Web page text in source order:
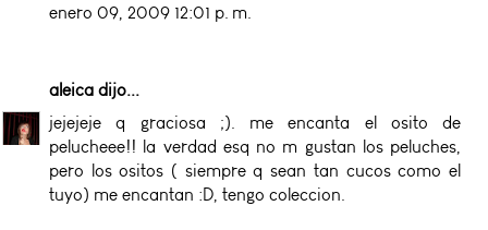
enero 09, 2009 12:01 p. m.
aleica dijo...
jejejeje q graciosa ;). me encanta el osito de
pelucheee!! la verdad esq no m gustan los peluches,
pero los ositos ( siempre q sean tan cucos como el
tuyo) me encantan :D, tengo coleccion.